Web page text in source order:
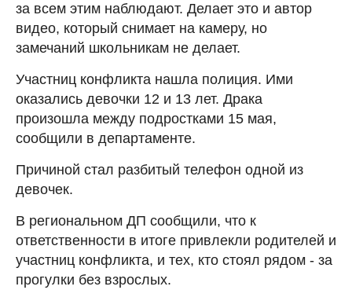
за всем этим наблюдают. Делает это и автор
видео, который снимает на камеру, но
замечаний школьникам не делает.
Участниц конфликта нашла полиция. Ими
оказались девочки 12 и 13 лет. Драка
произошла между подростками 15 мая,
сообщили в департаменте.
Причиной стал разбитый телефон одной из
девочек.
В региональном ДП сообщили, что к
ответственности в итоге привлекли родителей и
участниц конфликта, и тех, кто стоял рядом - за
прогулки без взрослых.